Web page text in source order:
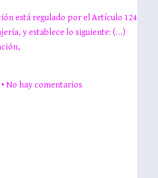
está regulado por el Artículo 124
y establece lo siguiente: (…)
No hay comentarios